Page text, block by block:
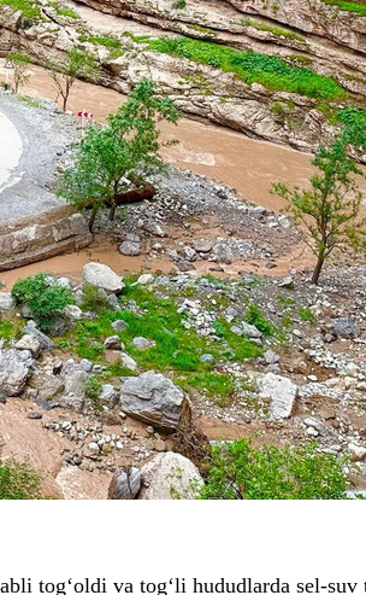
tog‘oldi va tog‘li hududlarda sel-